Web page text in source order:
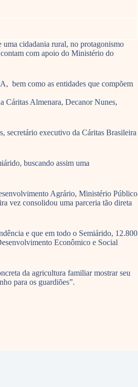
cidadania rural, no protagonismo
com apoio do Ministério do
bem como as entidades que compõem
Cáritas Almenara, Decanor Nunes,
secretário executivo da Cáritas Brasileira
buscando assim uma
Agrário, Ministério Público
vez consolidou uma parceria tão direta
e que em todo o Semiárido, 12.800
Econômico e Social
da agricultura familiar mostrar seu
para os guardiões”.